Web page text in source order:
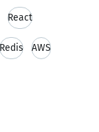
React
Redis AWS